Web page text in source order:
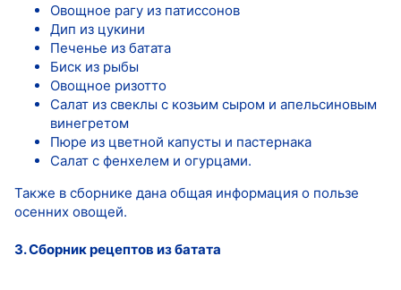
Овощное рагу из патиссонов
Дип из цукини
Печенье из батата
Биск из рыбы
Овощное ризотто
Салат из свеклы с козьим сыром и апельсиновым
винегретом
Пюре из цветной капусты и пастернака
Салат с фенхелем и огурцами.
Также в сборнике дана общая информация о пользе
осенних овощей.
3. Сборник рецептов из батата